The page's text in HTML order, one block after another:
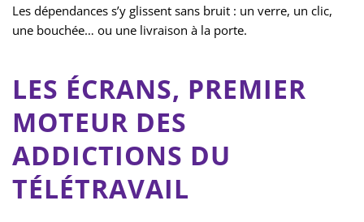
Les dépendances s’y glissent sans bruit : un verre, un clic,
une bouchée… ou une livraison à la porte.
LES ÉCRANS, PREMIER
MOTEUR DES
ADDICTIONS DU
TÉLÉTRAVAIL